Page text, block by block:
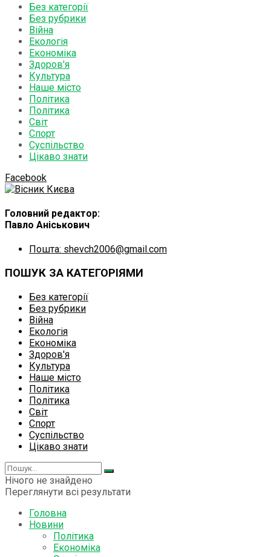
Без категорії
Без рубрики
Війна
Екологія
Економіка
Здоров'я
Культура
Наше місто
Політика
Політика
Світ
Спорт
Суспільство
Цікаво знати
Facebook
Головний редактор:
Павло Аніськович
Пошта: shevch2006@gmail.com
ПОШУК ЗА КАТЕГОРІЯМИ
Без категорії
Без рубрики
Війна
Екологія
Економіка
Здоров'я
Культура
Наше місто
Політика
Політика
Світ
Спорт
Суспільство
Цікаво знати
Нічого не знайдено
Переглянути всі результати
Головна
Новини
Політика
Економіка